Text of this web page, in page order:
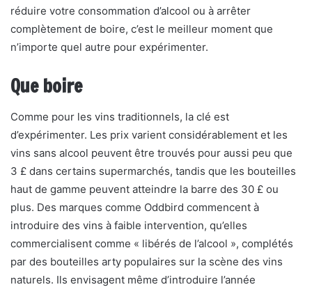
réduire votre consommation d’alcool ou à arrêter
complètement de boire, c’est le meilleur moment que
n’importe quel autre pour expérimenter.
Que boire
Comme pour les vins traditionnels, la clé est
d’expérimenter. Les prix varient considérablement et les
vins sans alcool peuvent être trouvés pour aussi peu que
3 £ dans certains supermarchés, tandis que les bouteilles
haut de gamme peuvent atteindre la barre des 30 £ ou
plus. Des marques comme Oddbird commencent à
introduire des vins à faible intervention, qu’elles
commercialisent comme « libérés de l’alcool », complétés
par des bouteilles arty populaires sur la scène des vins
naturels. Ils envisagent même d’introduire l’année